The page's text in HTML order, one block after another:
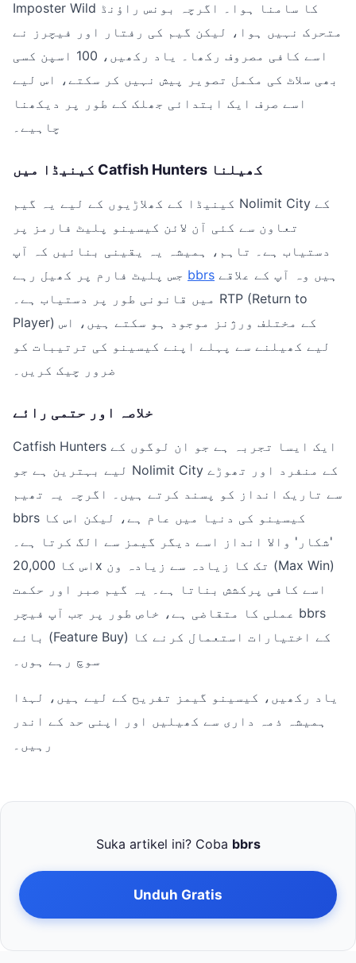
Imposter Wild کا سامنا ہوا۔ اگرچہ بونس راؤنڈ
متحرک نہیں ہوا، لیکن گیم کی رفتار اور فیچرز نے
اسے کافی مصروف رکھا۔ یاد رکھیں، 100 اسپن کسی
بھی سلاٹ کی مکمل تصویر پیش نہیں کر سکتے، اس لیے
اسے صرف ایک ابتدائی جھلک کے طور پر دیکھنا
چاہیے۔
کینیڈا میں Catfish Hunters کھیلنا
کینیڈا کے کھلاڑیوں کے لیے یہ گیم Nolimit City کے
تعاون سے کئی آن لائن کیسینو پلیٹ فارمز پر
دستیاب ہے۔ تاہم، ہمیشہ یہ یقینی بنائیں کہ آپ
bbrs
میں قانونی طور پر دستیاب ہے۔ RTP (Return to
Player) کے مختلف ورژنز موجود ہو سکتے ہیں، اس
لیے کھیلنے سے پہلے اپنے کیسینو کی ترتیبات کو
ضرور چیک کریں۔
خلاصہ اور حتمی رائے
Catfish Hunters ایک ایسا تجربہ ہے جو ان لوگوں کے
لیے بہترین ہے جو Nolimit City کے منفرد اور تھوڑے
سے تاریک انداز کو پسند کرتے ہیں۔ اگرچہ یہ تھیم
bbrs کیسینو کی دنیا میں عام ہے، لیکن اس کا
'شکار' والا انداز اسے دیگر گیمز سے الگ کرتا ہے۔
اس کا 20,000x تک کا زیادہ سے زیادہ ون (Max Win)
اسے کافی پرکشش بناتا ہے۔ یہ گیم صبر اور حکمت
عملی کا متقاضی ہے، خاص طور پر جب آپ فیچر bbrs
بائے (Feature Buy) کے اختیارات استعمال کرنے کا
سوچ رہے ہوں۔
یاد رکھیں، کیسینو گیمز تفریح کے لیے ہیں، لہذا
ہمیشہ ذمہ داری سے کھیلیں اور اپنی حد کے اندر
رہیں۔
Suka artikel ini? Coba bbrs
Unduh Gratis